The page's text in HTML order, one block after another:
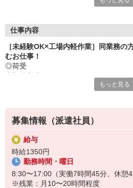
仕事内容
［未経験OK×工場内軽作業］同業務の
むお仕事！
◎荷受
◎出庫
もっと見る
募集情報（派遣社員）
給与
時給1350円
勤務時間・曜日
8:30〜17:00（実働7時間45分、休憩
※残業：月10〜20時間程度